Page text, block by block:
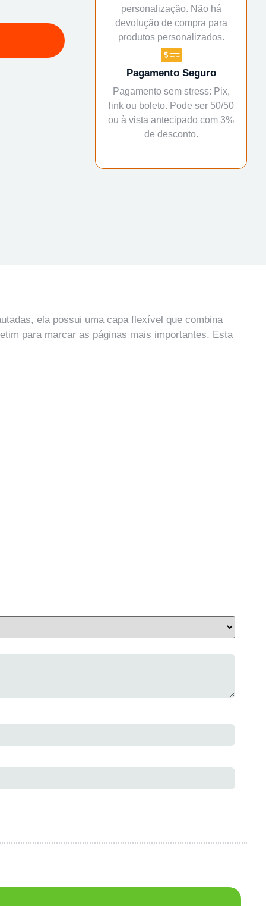
personalização. Não há
devolução de compra para
produtos personalizados.
Pagamento Seguro
Pagamento sem stress: Pix,
link ou boleto. Pode ser 50/50
ou à vista antecipado com 3%
de desconto.
ela possui uma capa flexível que combina
para marcar as páginas mais importantes. Esta